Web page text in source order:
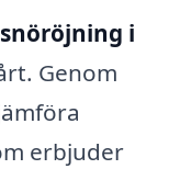
snöröjning i
Genom
erbjuder